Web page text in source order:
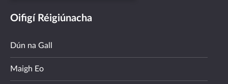
Oifigí Réigiúnacha
Dún na Gall
Maigh Eo